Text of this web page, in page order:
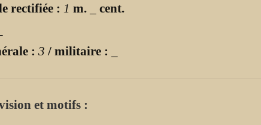
rectifiée : 1 m.
cent.
: 3 / militaire :
et motifs :